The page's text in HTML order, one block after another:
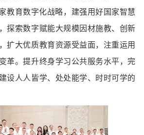
育数字化战略，建强用好国家智慧
探索数字赋能大规模因材施教、创新
扩大优质教育资源受益面，注重运用
革。提升终身学习公共服务水平，完
设人人皆学、处处能学、时时可学的